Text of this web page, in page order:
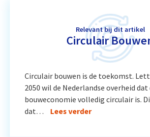
Relevant bij dit artikel
Circulair
Circulair bouwen is de toekomst.
2050 wil de Nederlandse overheid dat
bouweconomie volledig circulair is.
dat…
Lees verder